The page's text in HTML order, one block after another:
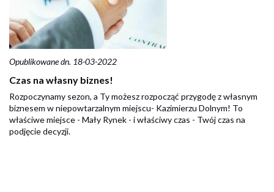
Opublikowane dn. 18-03-2022
Czas na własny biznes!
Rozpoczynamy sezon, a Ty możesz rozpocząć przygodę z własnym
biznesem w niepowtarzalnym miejscu- Kazimierzu Dolnym! To
właściwe miejsce - Mały Rynek - i właściwy czas - Twój czas na
podjęcie decyzji.